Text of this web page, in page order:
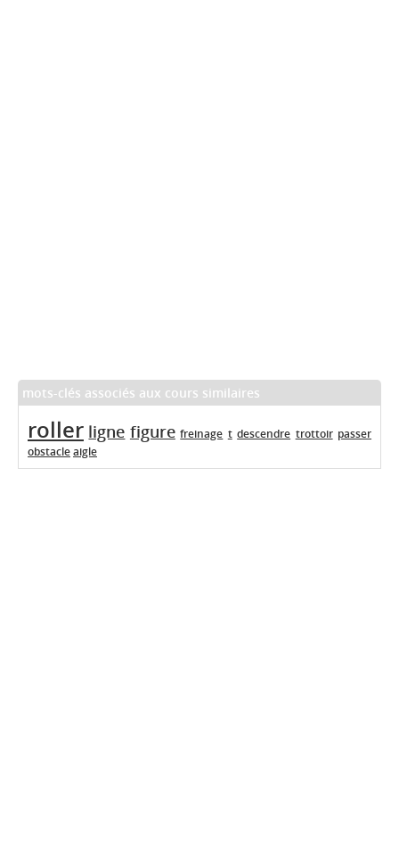
mots-clés associés aux cours similaires
roller ligne figure freinage t descendre trottoir passer
obstacleaigle